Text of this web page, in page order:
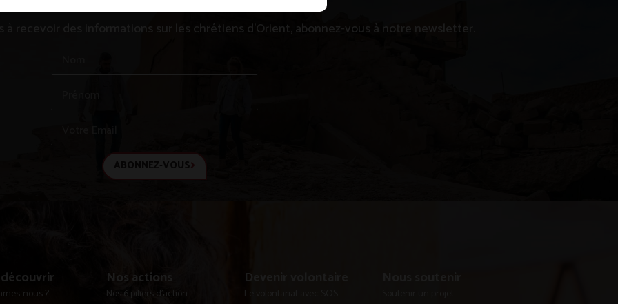
recevoir des informations sur les chrétiens d’Orient, abonnez-vous à notre newsletter.
ABONNEZ-VOUS
nous ?
Nos actions
Nos 6 piliers d'action
Devenir volontaire
Le volontariat avec SOS